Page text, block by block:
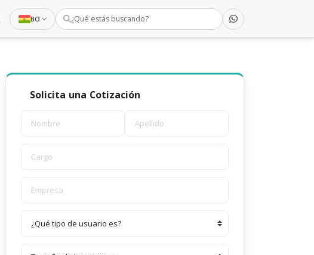
BO ¿Qué estás buscando?
Solicita una Cotización